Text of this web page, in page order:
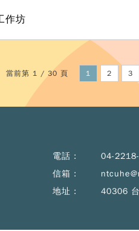
作坊
當前第 1 / 30 頁 1 2 3
電話 :
04-
信箱 :
地址 :
40306